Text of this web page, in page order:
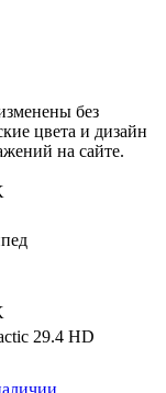
без
цвета и дизайн
на сайте.
29.4 HD